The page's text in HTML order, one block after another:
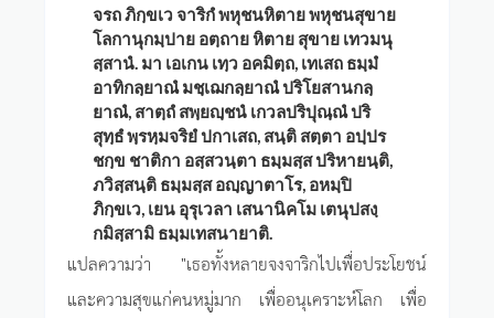
จรถ ภิกฺขเว จาริกํ พหุชนหิตาย พหุชนสุขาย
โลกานุกมฺปาย อตฺถาย หิตาย สุขาย เทวมนุ
สฺสานํ. มา เอเกน เทฺว อคมิตฺถ, เทเสถ ธมฺมํ
อาทิกลฺยาณํ มชฺเฌกลฺยาณํ ปริโยสานกลฺ
ยาณํ, สาตฺถํ สพฺยญฺชนํ เกวลปริปุณฺณํ ปริ
สุทฺธํ พฺรหฺมจริยํ ปกาเสถ, สนฺติ สตฺตา อปฺปร
ชกฺข ชาติกา อสฺสวนฺตา ธมฺมสฺส ปริหายนฺติ,
ภวิสฺสนฺติ ธมฺมสฺส อญฺญาตาโร, อหมฺปิ
ภิกฺขเว, เยน อุรุเวลา เสนานิคโม เตนุปสงฺ
กมิสฺสามิ ธมฺมเทสนายาติ.
แปลความว่า "เธอทั้งหลายจงจาริกไปเพื่อประโยชน์
และความสุขแก่คนหมู่มาก เพื่ออนุเคราะห์โลก เพื่อ